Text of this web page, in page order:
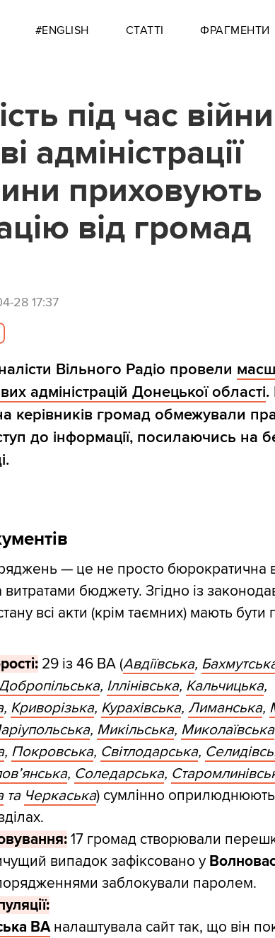
#ENGLISH СТАТТІ ФРАГМЕНТИ
під час
адміністрації
приховують
від громад
28 17:37
Вільного Радіо провели
адміністрацій Донецької області.
керівників громад обмежували
до інформації, посилаючись на
— це не просто бюрократична
бюджету. Згідно із
всі акти (крім таємних) мають бути
29 із 46 ВА (Авдіївська,
, Іллінівська, Кальчицька,
, Криворізька, Курахівська, Лиманська,
, Микільська, Миколаївська
, Покровська, Світлодарська,
, Соледарська,
та Черкаська) сумлінно
17 громад створювали
випадок зафіксовано у
заблокували паролем.
ВАналаштувала сайт так, що він